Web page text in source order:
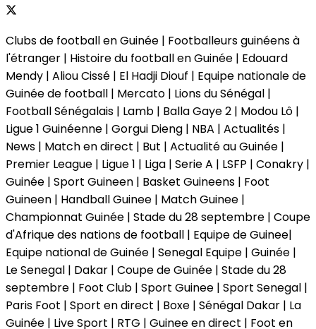
Clubs de football en Guinée | Footballeurs guinéens à
l'étranger | Histoire du football en Guinée | Edouard
Mendy | Aliou Cissé | El Hadji Diouf | Equipe nationale de
Guinée de football | Mercato | Lions du Sénégal |
Football Sénégalais | Lamb | Balla Gaye 2 | Modou Lô |
Ligue 1 Guinéenne | Gorgui Dieng | NBA | Actualités |
News | Match en direct | But | Actualité au Guinée |
Premier League | Ligue 1 | Liga | Serie A | LSFP | Conakry |
Guinée | Sport Guineen | Basket Guineens | Foot
Guineen | Handball Guinee | Match Guinee |
Championnat Guinée | Stade du 28 septembre | Coupe
d'Afrique des nations de football | Equipe de Guinee|
Equipe national de Guinée | Senegal Equipe | Guinée |
Le Senegal | Dakar | Coupe de Guinée | Stade du 28
septembre | Foot Club | Sport Guinee | Sport Senegal |
Paris Foot | Sport en direct | Boxe | Sénégal Dakar | La
Guinée | Live Sport | RTG | Guinee en direct | Foot en